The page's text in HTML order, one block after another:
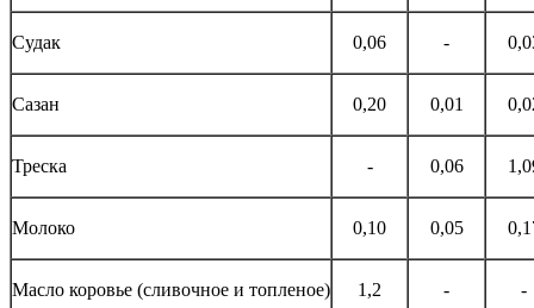
Судак 0,06 -
Сазан 0,20 0,01
Треска - 0,06
Молоко 0,10 0,05
Масло коровье (сливочное и топленое) 1,2 - -